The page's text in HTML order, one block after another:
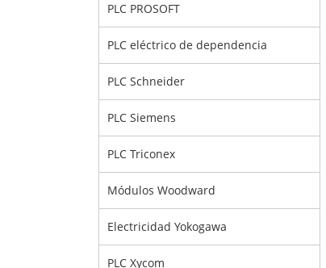
PLC PROSOFT
PLC eléctrico de dependencia
PLC Schneider
PLC Siemens
PLC Triconex
Módulos Woodward
Electricidad Yokogawa
PLC Xycom